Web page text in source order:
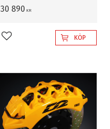
30 890 KR
Lägg till i favoriterKÖP